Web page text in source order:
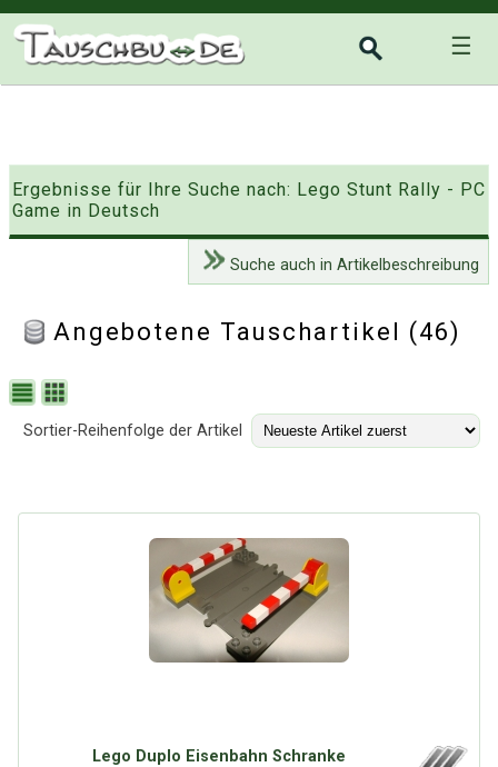
☰
Ergebnisse für Ihre Suche nach: Lego Stunt Rally - PC
Game in Deutsch
Suche auch in Artikelbeschreibung
Angebotene Tauschartikel (46)
Sortier-Reihenfolge der Artikel
Lego Duplo Eisenbahn Schranke